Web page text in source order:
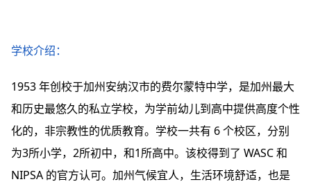
学校介绍：
1953 年创校于加州安纳汉市的费尔蒙特中学，是加州最大
和历史最悠久的私立学校，为学前幼儿到高中提供高度个性
化的，非宗教性的优质教育。学校一共有 6 个校区，分别
为3所小学，2所初中，和1所高中。该校得到了 WASC 和
NIPSA 的官方认可。加州气候宜人，生活环境舒适，也是